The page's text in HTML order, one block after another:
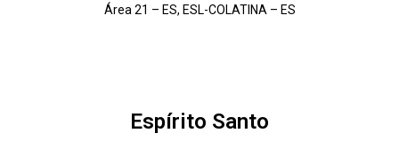
Área 21 – ES, ESL-COLATINA – ES
Espírito Santo